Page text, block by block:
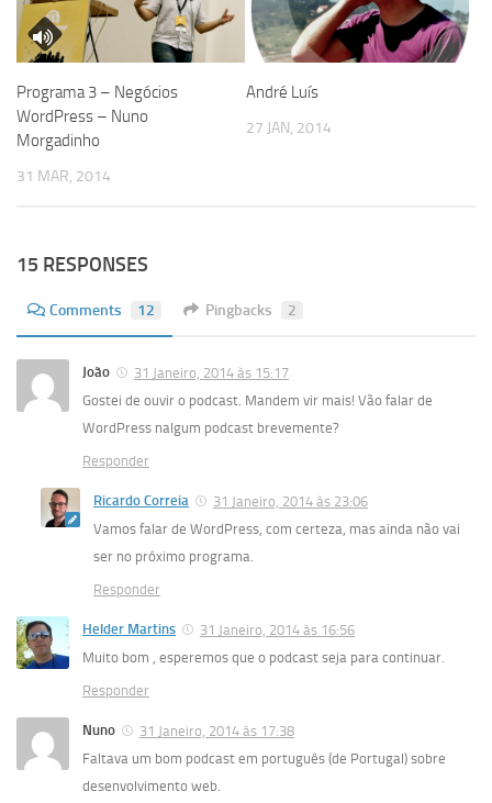
Programa 3 – Negócios
WordPress – Nuno
Morgadinho
31 MAR, 2014
André Luís
27 JAN, 2014
15 RESPONSES
Comments 12 Pingbacks 2
João
31 Janeiro, 2014 às 15:17
Gostei de ouvir o podcast. Mandem vir mais! Vão falar de
WordPress nalgum podcast brevemente?
Responder
Ricardo Correia
31 Janeiro, 2014 às 23:06
Vamos falar de WordPress, com certeza, mas ainda não vai
ser no próximo programa.
Responder
Helder Martins
31 Janeiro, 2014 às 16:56
Muito bom , esperemos que o podcast seja para continuar.
Responder
Nuno
31 Janeiro, 2014 às 17:38
Faltava um bom podcast em português (de Portugal) sobre
desenvolvimento web.